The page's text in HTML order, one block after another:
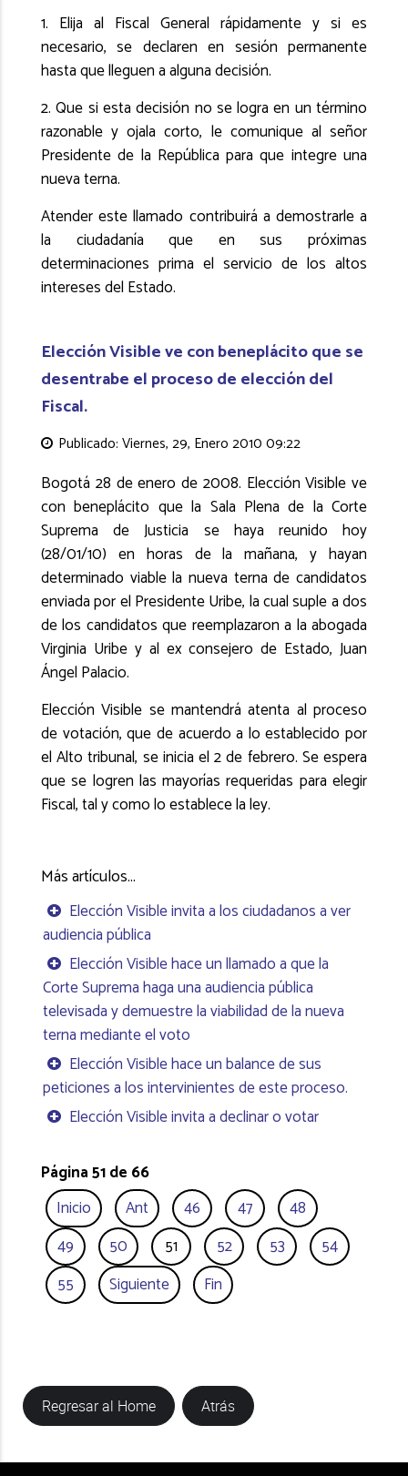
1. Elija al Fiscal General rápidamente y si es
necesario, se declaren en sesión permanente
hasta que lleguen a alguna decisión.
2. Que si esta decisión no se logra en un término
razonable y ojala corto, le comunique al señor
Presidente de la República para que integre una
nueva terna.
Atender este llamado contribuirá a demostrarle a
la ciudadanía que en sus próximas
determinaciones prima el servicio de los altos
intereses del Estado.
Elección Visible ve con beneplácito que se
desentrabe el proceso de elección del
Fiscal.
Publicado: Viernes, 29, Enero 2010 09:22
Bogotá 28 de enero de 2008. Elección Visible ve
con beneplácito que la Sala Plena de la Corte
Suprema de Justicia se haya reunido hoy
(28/01/10) en horas de la mañana, y hayan
determinado viable la nueva terna de candidatos
enviada por el Presidente Uribe, la cual suple a dos
de los candidatos que reemplazaron a la abogada
Virginia Uribe y al ex consejero de Estado, Juan
Ángel Palacio.
Elección Visible se mantendrá atenta al proceso
de votación, que de acuerdo a lo establecido por
el Alto tribunal, se inicia el 2 de febrero. Se espera
que se logren las mayorías requeridas para elegir
Fiscal, tal y como lo establece la ley.
Más artículos...
Elección Visible invita a los ciudadanos a ver
audiencia pública
Elección Visible hace un llamado a que la
Corte Suprema haga una audiencia pública
televisada y demuestre la viabilidad de la nueva
terna mediante el voto
Elección Visible hace un balance de sus
peticiones a los intervinientes de este proceso.
Elección Visible invita a declinar o votar
Página 51 de 66
Inicio
Ant 46 47
48
49
50 51 52 53
54
55
Siguiente Fin
Regresar al Home Atrás